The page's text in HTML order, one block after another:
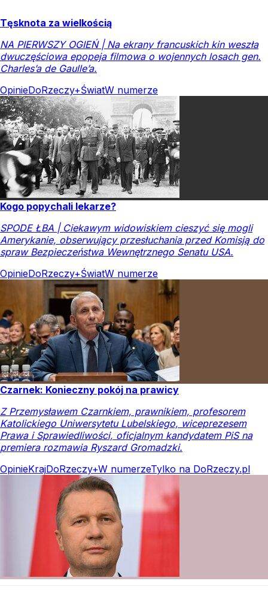
Tęsknota za wielkością
NA PIERWSZY OGIEŃ | Na ekrany francuskich kin weszła
dwuczęściowa epopeja filmowa o wojennych losach gen.
Charles’a de Gaulle’a.
OpinieDoRzeczy+ŚwiatW numerze
Kogo popychali lekarze?
SPODE ŁBA | Ciekawym widowiskiem cieszyć się mogli
Amerykanie, obserwujący przesłuchania przed Komisją do
spraw Bezpieczeństwa Wewnętrznego Senatu USA.
OpinieDoRzeczy+ŚwiatW numerze
Czarnek: Konieczny pokój na prawicy
Z Przemysławem Czarnkiem, prawnikiem, profesorem
Katolickiego Uniwersytetu Lubelskiego, wiceprezesem
Prawa i Sprawiedliwości, oficjalnym kandydatem PiS na
premiera rozmawia Ryszard Gromadzki.
OpinieKrajDoRzeczy+W numerzeTylko na DoRzeczy.pl